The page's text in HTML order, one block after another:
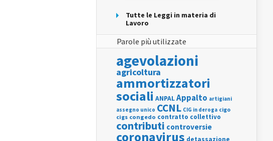
Tutte le Leggi in materia di
Lavoro
Parole più utilizzate
agevolazioni
agricoltura
ammortizzatori
sociali ANPALAppalto artigiani
assegno unico CCNL CIG in deroga cigo
cigs congedo contratto collettivo
contributi controversie
coronavirus detassazione